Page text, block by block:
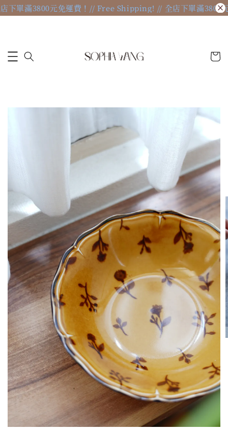
單滿3800元免運費！ // Free Shipping! // 全店下單滿3800元